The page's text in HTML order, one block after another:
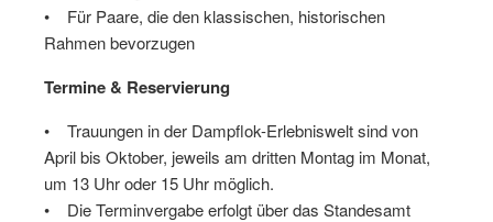
• Für Paare, die den klassischen, historischen
Rahmen bevorzugen
Termine & Reservierung
• Trauungen in der Dampflok-Erlebniswelt sind von
April bis Oktober, jeweils am dritten Montag im Monat,
um 13 Uhr oder 15 Uhr möglich.
• Die Terminvergabe erfolgt über das Standesamt